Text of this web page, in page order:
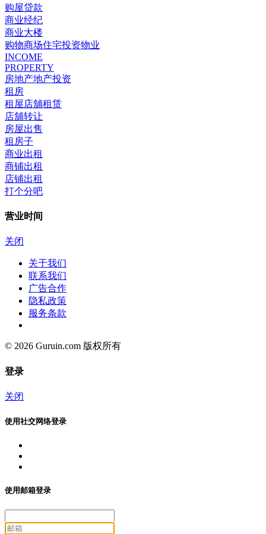
购屋贷款
商业经纪
商业大楼
购物商场住宅投资物业
INCOME
PROPERTY
房地产地产投资
租房
租屋店舖租赁
店舖转让
房屋出售
租房子
商业出租
商铺出租
店铺出租
打个分吧
营业时间
关闭
关于我们
联系我们
广告合作
隐私政策
服务条款
© 2026 Guruin.com 版权所有
登录
关闭
使用社交网络登录
使用邮箱登录